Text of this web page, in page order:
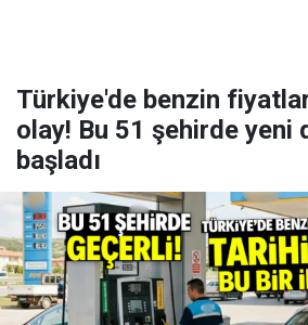
Türkiye'de benzin
olay! Bu 51 şehirde yeni
başladı